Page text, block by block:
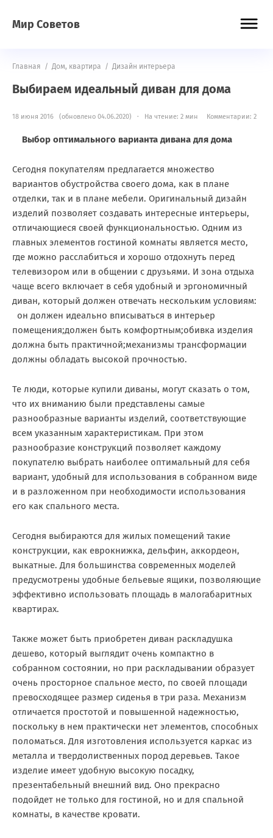
Мир Советов
Главная / Дом, квартира / Дизайн интерьера
Выбираем идеальный диван для дома
18 июня 2016 (обновлено 04.06.2020) · На чтение: 2 мин Комментарии: 2
Выбор оптимального варианта дивана для дома
Сегодня покупателям предлагается множество
вариантов обустройства своего дома, как в плане
отделки, так и в плане мебели. Оригинальный дизайн
изделий позволяет создавать интересные интерьеры,
отличающиеся своей функциональностью. Одним из
главных элементов гостиной комнаты является место,
где можно расслабиться и хорошо отдохнуть перед
телевизором или в общении с друзьями. И зона отдыха
чаще всего включает в себя удобный и эргономичный
диван, который должен отвечать нескольким условиям:
он должен идеально вписываться в интерьер
помещения;должен быть комфортным;обивка изделия
должна быть практичной;механизмы трансформации
должны обладать высокой прочностью.
Те люди, которые купили диваны, могут сказать о том,
что их вниманию были представлены самые
разнообразные варианты изделий, соответствующие
всем указанным характеристикам. При этом
разнообразие конструкций позволяет каждому
покупателю выбрать наиболее оптимальный для себя
вариант, удобный для использования в собранном виде
и в разложенном при необходимости использования
его как спального места.
Сегодня выбираются для жилых помещений такие
конструкции, как еврокнижка, дельфин, аккордеон,
выкатные. Для большинства современных моделей
предусмотрены удобные бельевые ящики, позволяющие
эффективно использовать площадь в малогабаритных
квартирах.
Также может быть приобретен диван раскладушка
дешево, который выглядит очень компактно в
собранном состоянии, но при раскладывании образует
очень просторное спальное место, по своей площади
превосходящее размер сиденья в три раза. Механизм
отличается простотой и повышенной надежностью,
поскольку в нем практически нет элементов, способных
поломаться. Для изготовления используется каркас из
металла и твердолиственных пород деревьев. Такое
изделие имеет удобную высокую посадку,
презентабельный внешний вид. Оно прекрасно
подойдет не только для гостиной, но и для спальной
комнаты, в качестве кровати.